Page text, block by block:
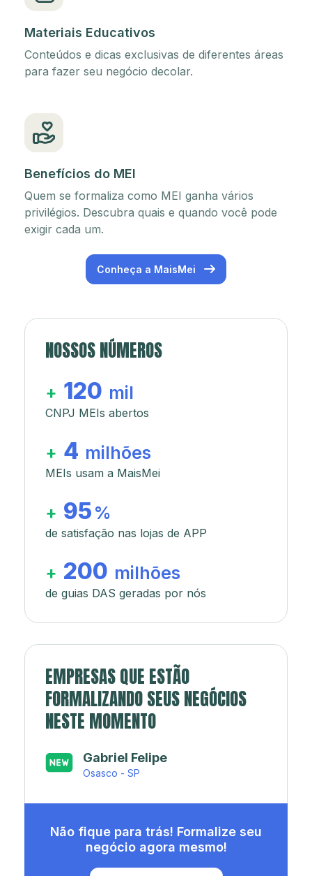
Materiais Educativos
Conteúdos e dicas exclusivas de diferentes áreas
para fazer seu negócio decolar.
Benefícios do MEI
Quem se formaliza como MEI ganha vários
privilégios. Descubra quais e quando você pode
exigir cada um.
Conheça a MaisMei
NOSSOS NÚMEROS
+ 120 mil
CNPJ MEIs abertos
+ 4 milhões
MEIs usam a MaisMei
+ 95 %
de satisfação nas lojas de APP
+ 200 milhões
de guias DAS geradas por nós
EMPRESAS QUE ESTÃO
FORMALIZANDO SEUS NEGÓCIOS
NESTE MOMENTO
Japa’s açaí e sorveteria
Rio de Janeiro - RJ
Não fique para trás! Formalize seu
negócio agora mesmo!